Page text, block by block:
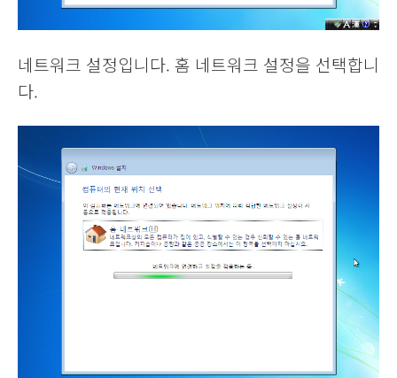
네트워크 설정입니다. 홈 네트워크 설정을 선택합니
다.